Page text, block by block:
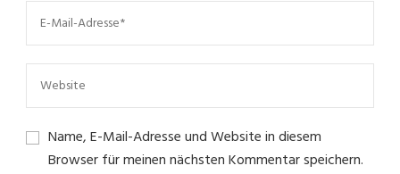
Name, E-Mail-Adresse und Website in diesem
Browser für meinen nächsten Kommentar speichern.